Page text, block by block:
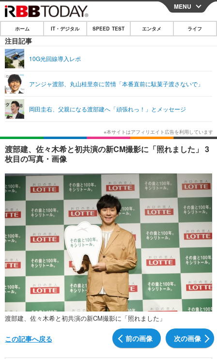
CLOSE
ホーム
IT・デジタル
ショッピング その他
SPEED TEST
エンタメ
エンタメTOP 映画・ドラマ
韓国・芸能
音楽 スポーツ
ショッピング その他
ライフ
ライフTOP グルメ
ペット ショッピング
その他
リリース一覧
プッシュ通知の停止方法
MENU
ホーム IT・デジタル SPEED TEST エンタメ ライフ
注目記事
10G光回線導入レポ
アンジャ渡部、丸山桂里奈に苦情「本番直前に駄菓子渡さないで」
岡田圭右、父親になる渡部建へ「頑張れっ！」とメッセージ
渡部建、佐々木希と初共演の新CM撮影に「照れました」 3
枚目の写真・画像
渡部建、佐々木希と初共演の新CM撮影に「照れました」
前の画像 次の画像
この記事へ戻る